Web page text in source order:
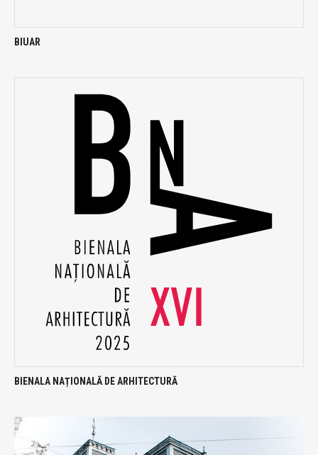
BIUAR
BIENALA NAȚIONALĂ DE ARHITECTURĂ